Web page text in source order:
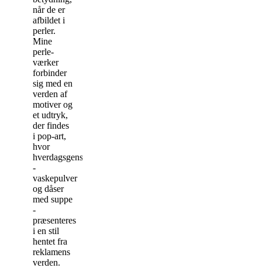
når de er
afbildet i
perler.
Mine
perle-
værker
forbinder
sig med en
verden af ​​
motiver og
et udtryk,
der findes
i pop-art,
hvor
hverdagsgenstande
-
vaskepulver
og dåser
med suppe
-
præsenteres
i en stil
hentet fra
reklamens
verden.